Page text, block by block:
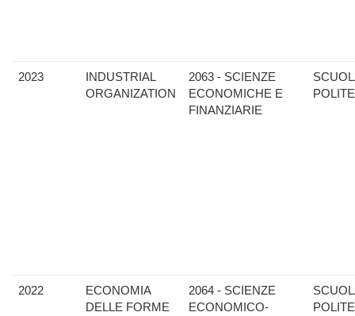
2023
INDUSTRIAL
ORGANIZATION
2063 - SCIENZE
ECONOMICHE E
FINANZIARIE
2022
ECONOMIA
DELLE FORME
2064 - SCIENZE
ECONOMICO-